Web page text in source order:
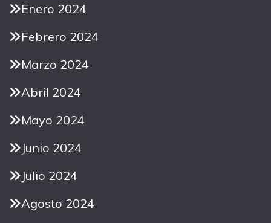
Enero 2024
Febrero 2024
Marzo 2024
Abril 2024
Mayo 2024
Junio 2024
Julio 2024
Agosto 2024